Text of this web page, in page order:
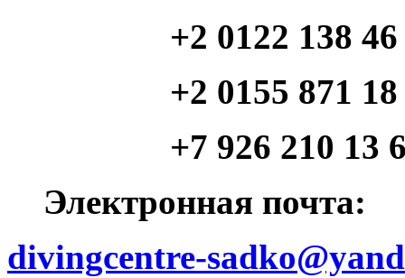
+2 0122 138
+2 0155 871 18 46
+7 926 210 13 64
Электронная почта:
divingcentre-